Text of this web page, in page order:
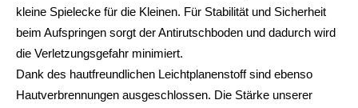
kleine Spielecke für die Kleinen. Für Stabilität und Sicherheit
beim Aufspringen sorgt der Antirutschboden und dadurch wird
die Verletzungsgefahr minimiert.
Dank des hautfreundlichen Leichtplanenstoff sind ebenso
Hautverbrennungen ausgeschlossen. Die Stärke unserer